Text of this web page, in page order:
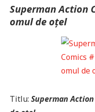
Superman Action
omul de oțel
Titlu: Superman